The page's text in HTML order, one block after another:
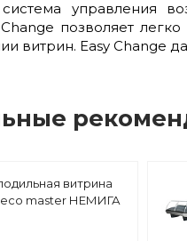
управления
Change позволяет
витрин. Easy Change
витрина
master НЕМИГА